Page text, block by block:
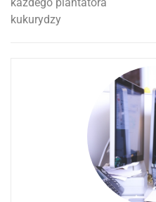
wpisu
kukurydzy